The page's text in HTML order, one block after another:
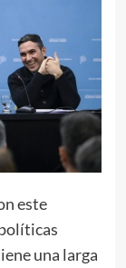
este
una larga